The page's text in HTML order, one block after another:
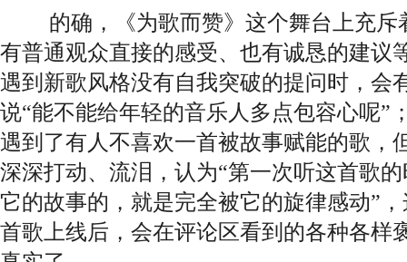
的确，《为歌而赞》这个舞台上充斥
有普通观众直接的感受、也有诚恳的建议
遇到新歌风格没有自我突破的提问时，会
说“能不能给年轻的音乐人多点包容心呢”
遇到了有人不喜欢一首被故事赋能的歌，
深深打动、流泪，认为“第一次听这首歌
它的故事的，就是完全被它的旋律感动”
首歌上线后，会在评论区看到的各种各样